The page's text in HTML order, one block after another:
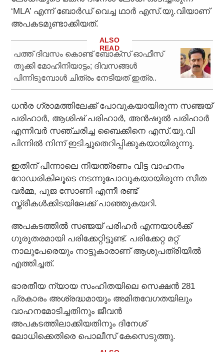
‘MLA’ എന്ന് ബോര്‍ഡ് വെച്ച ഥാര്‍ എസ്.യു.വിയാണ്
അപകടമുണ്ടാക്കിയത്.
പത്ത് ദിവസം കൊണ്ട് ബോക്സ് ഓഫീസ്
തൂക്കി മോഹിനിയാട്ടം; ദിവസങ്ങൾ
പിന്നിടുമ്പോൾ ചിത്രം നേടിയത് ഇത്ര..
ധന്‍ര ഗ്രാമത്തിലേക്ക് പോവുകയായിരുന്ന സഞ്ജയ്
പരിഹാര്‍, ആശിഷ് പരിഹാര്‍, അന്‍ഷുല്‍ പരിഹാര്‍
എന്നിവര്‍ സഞ്ചരിച്ച ബൈക്കിനെ എസ്.യു.വി
പിന്നില്‍ നിന്ന് ഇടിച്ചുതെറിപ്പിക്കുകയായിരുന്നു.
ഇതിന് പിന്നാലെ നിയന്ത്രണം വിട്ട വാഹനം
റോഡരികിലൂടെ നടന്നുപോവുകയായിരുന്ന സീത
വര്‍മ്മ, പൂജ സോണി എന്നീ രണ്ട്
സ്ത്രീകള്‍ക്കിടയിലേക്ക് പാഞ്ഞുകയറി.
അപകടത്തില്‍ സഞ്ജയ് പരിഹര്‍ എന്നയാള്‍ക്ക്
ഗുരുതരമായി പരിക്കേറ്റിട്ടുണ്ട്. പരിക്കേറ്റ മറ്റ്
നാലുപേരെയും നാട്ടുകാരാണ് ആശുപത്രിയില്‍
എത്തിച്ചത്.
ഭാരതീയ ന്യായ സംഹിതയിലെ സെക്ഷന്‍ 281
പ്രകാരം അശ്രദ്ധമായും അമിതവേഗതയിലും
വാഹനമോടിച്ചതിനും ജീവന്‍
അപകടത്തിലാക്കിയതിനും ദിനേശ്
ലോധിക്കെതിരെ പൊലീസ് കേസെടുത്തു.